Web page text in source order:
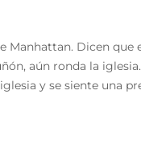
Manhattan. Dicen
aún ronda la
y se siente una